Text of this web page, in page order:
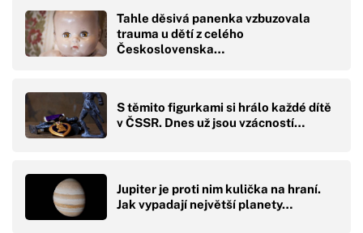
Tahle děsivá panenka vzbuzovala
trauma u dětí z celého
Československa…
S těmito figurkami si hrálo každé dítě
v ČSSR. Dnes už jsou vzácností…
Jupiter je proti nim kulička na hraní.
Jak vypadají největší planety…